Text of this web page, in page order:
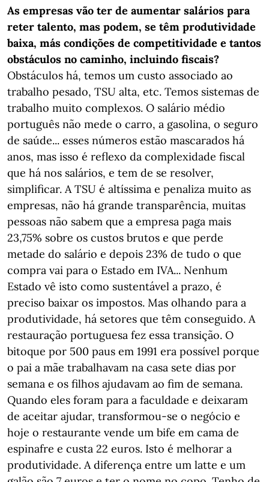
As empresas vão ter de aumentar salários para
reter talento, mas podem, se têm produtividade
baixa, más condições de competitividade e tantos
obstáculos no caminho, incluindo fiscais?
Obstáculos há, temos um custo associado ao
trabalho pesado, TSU alta, etc. Temos sistemas de
trabalho muito complexos. O salário médio
português não mede o carro, a gasolina, o seguro
de saúde... esses números estão mascarados há
anos, mas isso é reflexo da complexidade fiscal
que há nos salários, e tem de se resolver,
simplificar. A TSU é altíssima e penaliza muito as
empresas, não há grande transparência, muitas
pessoas não sabem que a empresa paga mais
23,75% sobre os custos brutos e que perde
metade do salário e depois 23% de tudo o que
compra vai para o Estado em IVA... Nenhum
Estado vê isto como sustentável a prazo, é
preciso baixar os impostos. Mas olhando para a
produtividade, há setores que têm conseguido. A
restauração portuguesa fez essa transição. O
bitoque por 500 paus em 1991 era possível porque
o pai a mãe trabalhavam na casa sete dias por
semana e os filhos ajudavam ao fim de semana.
Quando eles foram para a faculdade e deixaram
de aceitar ajudar, transformou-se o negócio e
hoje o restaurante vende um bife em cama de
espinafre e custa 22 euros. Isto é melhorar a
produtividade. A diferença entre um latte e um